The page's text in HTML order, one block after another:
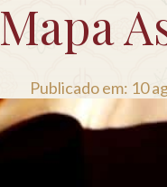
Mapa
Publicado em: 10